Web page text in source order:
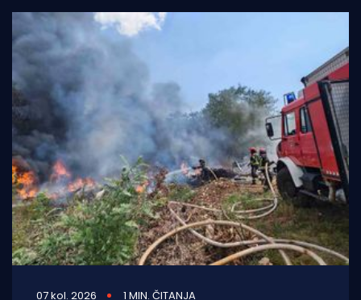
07 kol. 2026 1 MIN. ČITANJA